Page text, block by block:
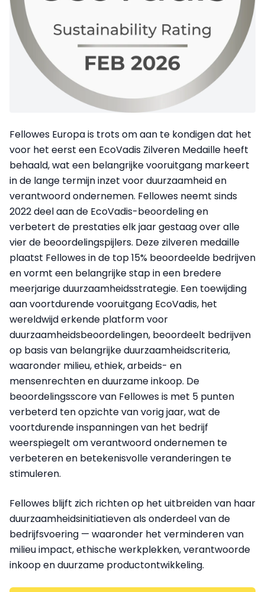
Fellowes Europa is trots om aan te kondigen dat het
voor het eerst een EcoVadis Zilveren Medaille heeft
behaald, wat een belangrijke vooruitgang markeert
in de lange termijn inzet voor duurzaamheid en
verantwoord ondernemen. Fellowes neemt sinds
2022 deel aan de EcoVadis-beoordeling en
verbetert de prestaties elk jaar gestaag over alle
vier de beoordelingspijlers. Deze zilveren medaille
plaatst Fellowes in de top 15% beoordeelde bedrijven
en vormt een belangrijke stap in een bredere
meerjarige duurzaamheidsstrategie. Een toewijding
aan voortdurende vooruitgang EcoVadis, het
wereldwijd erkende platform voor
duurzaamheidsbeoordelingen, beoordeelt bedrijven
op basis van belangrijke duurzaamheidscriteria,
waaronder milieu, ethiek, arbeids- en
mensenrechten en duurzame inkoop. De
beoordelingsscore van Fellowes is met 5 punten
verbeterd ten opzichte van vorig jaar, wat de
voortdurende inspanningen van het bedrijf
weerspiegelt om verantwoord ondernemen te
verbeteren en betekenisvolle veranderingen te
stimuleren.
Fellowes blijft zich richten op het uitbreiden van haar
duurzaamheidsinitiatieven als onderdeel van de
bedrijfsvoering — waaronder het verminderen van
milieu impact, ethische werkplekken, verantwoorde
inkoop en duurzame productontwikkeling.